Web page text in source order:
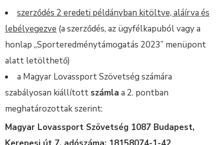
szerződés 2 eredeti példányban kitöltve, aláírva és
lebélyegezve (a szerződés, az ügyfélkapuból vagy a
honlap „Sporteredménytámogatás 2023” menüpont
alatt letölthető)
a Magyar Lovassport Szövetség számára
szabályosan kiállított számla a 2. pontban
meghatározottak szerint:
Magyar Lovassport Szövetség 1087 Budapest,